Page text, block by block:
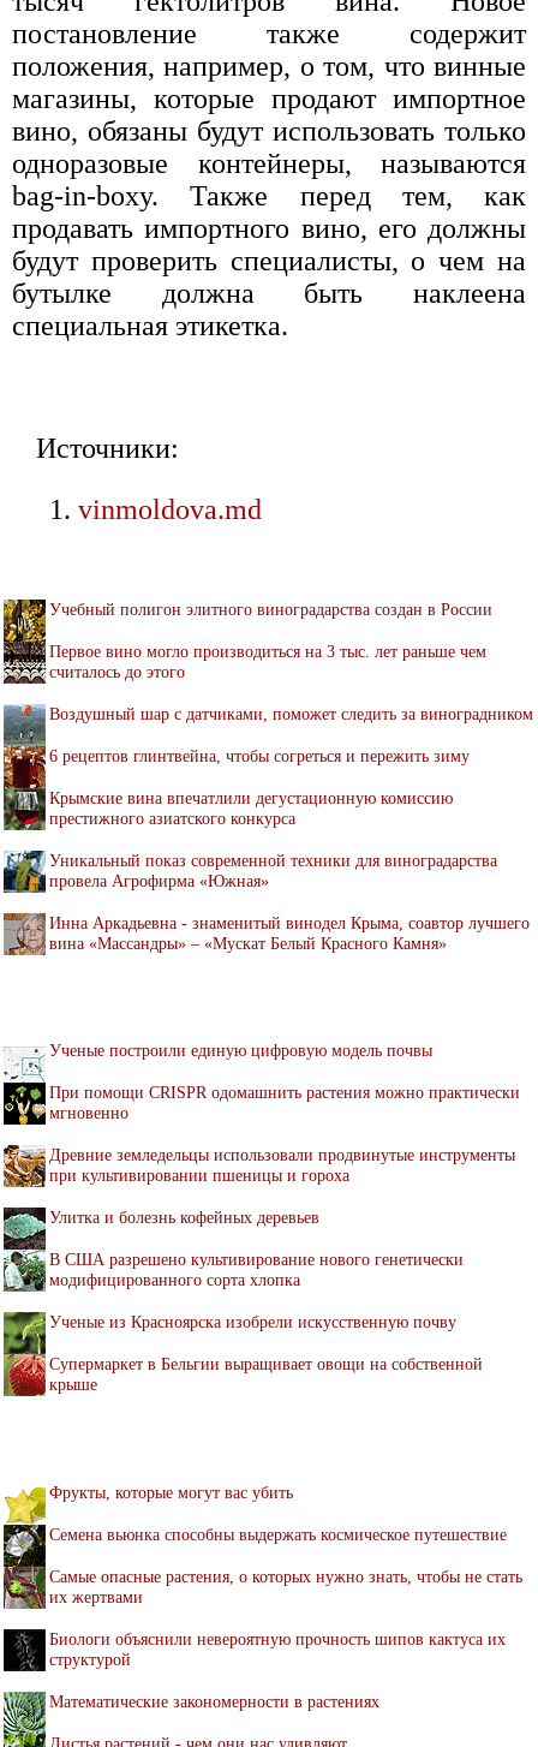
постановление также содержит
положения, например, о том, что винные
магазины, которые продают импортное
вино, обязаны будут использовать только
одноразовые контейнеры, называются
bag-in-boxy. Также перед тем, как
продавать импортного вино, его должны
будут проверить специалисты, о чем на
бутылке должна быть наклеена
специальная этикетка.
Источники:
vinmoldova.md
Учебный полигон элитного виноградарства создан в России
Первое вино могло производиться на 3 тыс. лет раньше чем
считалось до этого
Воздушный шар с датчиками, поможет следить за виноградником
6 рецептов глинтвейна, чтобы согреться и пережить зиму
Крымские вина впечатлили дегустационную комиссию
престижного азиатского конкурса
Уникальный показ современной техники для виноградарства
провела Агрофирма «Южная»
Инна Аркадьевна - знаменитый винодел Крыма, соавтор лучшего
вина «Массандры» – «Мускат Белый Красного Камня»
Ученые построили единую цифровую модель почвы
При помощи CRISPR одомашнить растения можно практически
мгновенно
Древние земледельцы использовали продвинутые инструменты
при культивировании пшеницы и гороха
Улитка и болезнь кофейных деревьев
В США разрешено культивирование нового генетически
модифицированного сорта хлопка
Ученые из Красноярска изобрели искусственную почву
Супермаркет в Бельгии выращивает овощи на собственной
крыше
Фрукты, которые могут вас убить
Семена вьюнка способны выдержать космическое путешествие
Самые опасные растения, о которых нужно знать, чтобы не стать
их жертвами
Биологи объяснили невероятную прочность шипов кактуса их
структурой
Математические закономерности в растениях